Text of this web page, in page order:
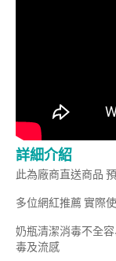
詳細介紹
此為廠商直送商品
多位網紅推薦 實際
奶瓶清潔消毒不全
毒及流感